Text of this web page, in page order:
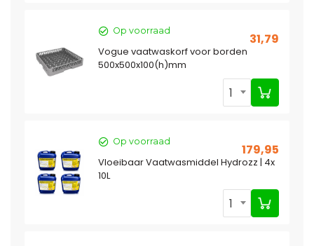
Op voorraad
31,79
Vogue vaatwaskorf voor borden
500x500x100(h)mm
1
Op voorraad
179,95
Vloeibaar Vaatwasmiddel Hydrozz | 4x
10L
1